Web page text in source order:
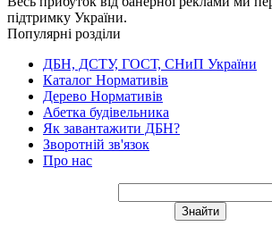
підтримку України.
Популярні розділи
ДБН, ДСТУ, ГОСТ, СНиП України
Каталог Нормативів
Дерево Нормативів
Абетка будівельника
Як завантажити ДБН?
Зворотній зв'язок
Про нас